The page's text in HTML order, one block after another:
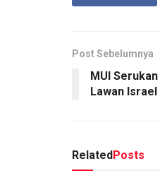
Post Sebelumnya
MUI
Lawan Israel
RelatedPosts